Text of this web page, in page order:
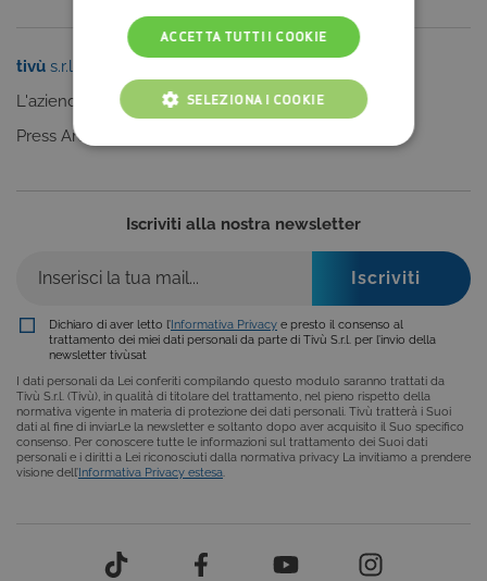
tivù s.r.l.
L'azienda
Press Area
Clicca qui
Iscriviti alla nostra newsletter
Dichiaro di aver letto l’Informativa Privacy e presto il consenso al
trattamento dei miei dati personali da parte di Tivù S.r.l. per l’invio della
newsletter tivùsat
I dati personali da Lei conferiti compilando questo modulo saranno trattati da
Tivù S.r.l. (Tivù), in qualità di titolare del trattamento, nel pieno rispetto della
normativa vigente in materia di protezione dei dati personali. Tivù tratterà i Suoi
dati al fine di inviarLe la newsletter e soltanto dopo aver acquisito il Suo specifico
consenso. Per conoscere tutte le informazioni sul trattamento dei Suoi dati
personali e i diritti a Lei riconosciuti dalla normativa privacy La invitiamo a prendere
visione dell’Informativa Privacy estesa
ACCETTA TUTTI I COOKIE
SELEZIONA I COOKIE
COOKIE TECNICI
COOKIE ANALITICI
FUNZIONALITÀ
Cookie tecnici
Cookie analitici
Cookie di profilazione
Funzionalità
Questi cookie sono necessari per il corretto
funzionamento del nostro sito e non possono
visualizzazione del sito e dei suoi contenuti.
Inoltre, ti permetteranno di navigare sul sito